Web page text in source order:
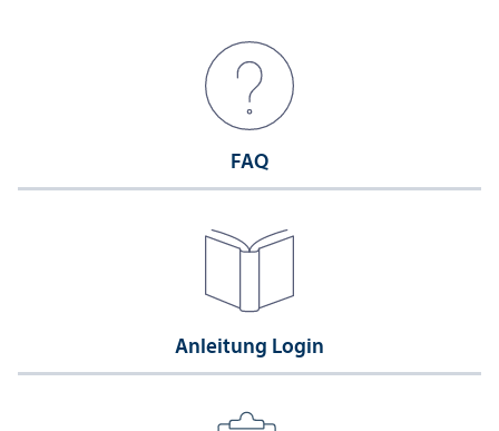
FAQ
Anleitung Login